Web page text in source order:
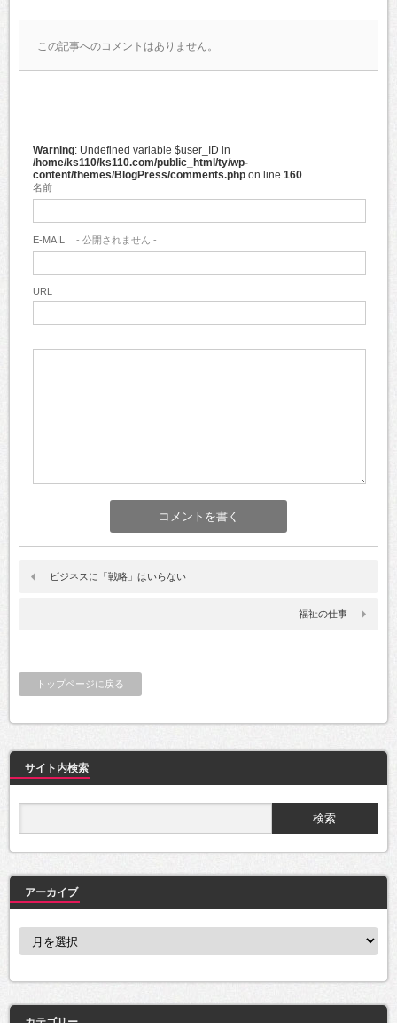
この記事へのコメントはありません。
Warning : Undefined variable $user_ID in
/home/ks110/ks110.com/public_html/ty/wp-
content/themes/BlogPress/comments.php on line 160
名前
E-MAIL - 公開されません -
URL
ビジネスに「戦略」はいらない
福祉の仕事
トップページに戻る
サイト内検索
アーカイブ
ア
ブ